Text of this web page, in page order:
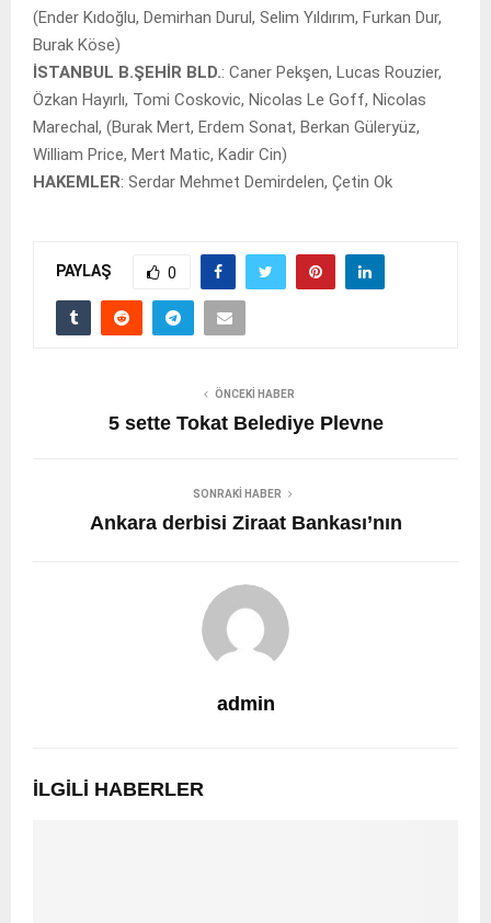
(Ender Kıdoğlu, Demirhan Durul, Selim Yıldırım, Furkan Dur,
Burak Köse)
İSTANBUL B.ŞEHİR BLD.: Caner Pekşen, Lucas Rouzier,
Özkan Hayırlı, Tomi Coskovic, Nicolas Le Goff, Nicolas
Marechal, (Burak Mert, Erdem Sonat, Berkan Güleryüz,
William Price, Mert Matic, Kadir Cin)
HAKEMLER: Serdar Mehmet Demirdelen, Çetin Ok
PAYLAŞ 0
ÖNCEKI HABER
5 sette Tokat Belediye Plevne
SONRAKI HABER
Ankara derbisi Ziraat Bankası’nın
admin
İLGILI HABERLER